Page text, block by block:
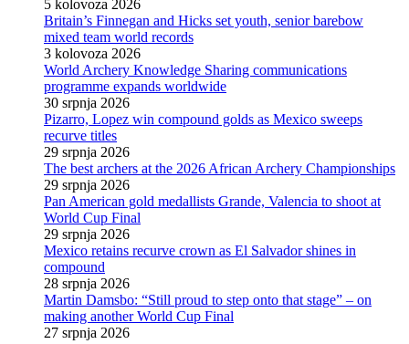
5 kolovoza 2026
Britain’s Finnegan and Hicks set youth, senior barebow
mixed team world records
3 kolovoza 2026
World Archery Knowledge Sharing communications
programme expands worldwide
30 srpnja 2026
Pizarro, Lopez win compound golds as Mexico sweeps
recurve titles
29 srpnja 2026
The best archers at the 2026 African Archery Championships
29 srpnja 2026
Pan American gold medallists Grande, Valencia to shoot at
World Cup Final
29 srpnja 2026
Mexico retains recurve crown as El Salvador shines in
compound
28 srpnja 2026
Martin Damsbo: “Still proud to step onto that stage” – on
making another World Cup Final
27 srpnja 2026